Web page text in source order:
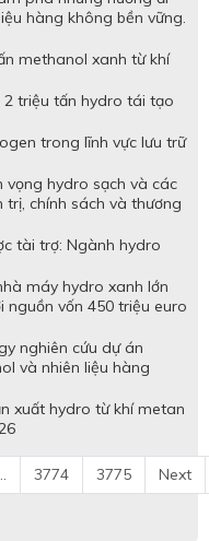
hàng không bền vững.
methanol xanh từ khí
2 triệu tấn hydro tái tạo
trong lĩnh vực lưu trữ
vọng hydro sạch và các
trị, chính sách và thương
tài trợ: Ngành hydro
máy hydro xanh lớn
vốn 450 triệu euro
nghiên cứu dự án
và nhiên liệu hàng
xuất hydro từ khí metan
3774 3775 Next